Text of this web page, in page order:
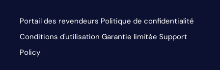
Portail des revendeurs Politique de confidentialité
Conditions d'utilisation Garantie limitée Support
Policy